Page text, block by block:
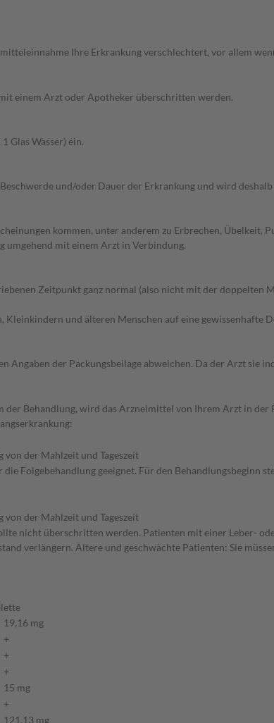
Ihre Erkrankung verschlechtert, vor allem
einem Arzt oder Apotheker überschritten werden.
Glas Wasser) ein.
und/oder Dauer der Erkrankung und wird
kommen, unter anderem zu Erbrechen,
umgehend mit einem Arzt in Verbindung.
Zeitpunkt ganz normal (also nicht mit der doppelten
Kleinkindern und älteren Menschen auf eine
Angaben der Packungsbeilage abweichen. Da der Arzt sie
der Behandlung, wird das Arzneimittel von Ihrem Arzt in
von der Mahlzeit und Tageszeit
Folgebehandlung geeignet. Für den
von der Mahlzeit und Tageszeit
nicht überschritten werden. Patienten mit einer Leber-
verlängern. Ältere und geschwächte Patienten: Sie
19,16 mg
+
+
+
15 mg
+
121,13 mg